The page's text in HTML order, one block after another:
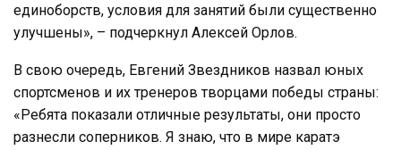
единоборств, условия для занятий были существенно
улучшены», – подчеркнул Алексей Орлов.
В свою очередь, Евгений Звездников назвал юных
спортсменов и их тренеров творцами победы страны:
«Ребята показали отличные результаты, они просто
разнесли соперников. Я знаю, что в мире каратэ